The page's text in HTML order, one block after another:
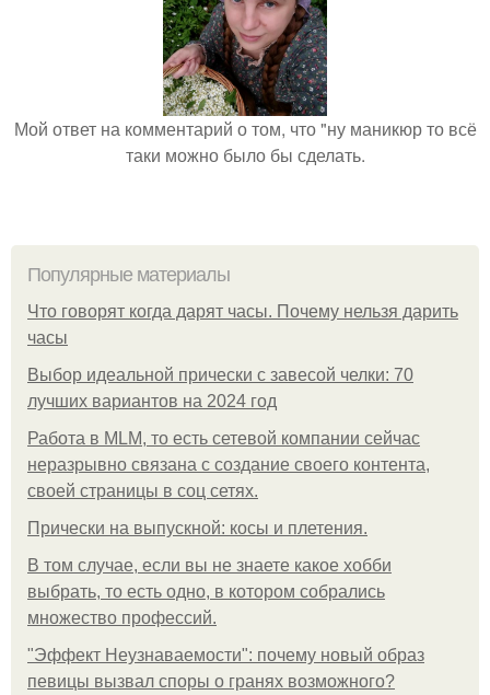
Мой ответ на комментарий о том, что "ну маникюр то всё
таки можно было бы сделать.
Популярные материалы
Что говорят когда дарят часы. Почему нельзя дарить
часы
Выбор идеальной прически с завесой челки: 70
лучших вариантов на 2024 год
Работа в MLM, то есть сетевой компании сейчас
неразрывно связана с создание своего контента,
своей страницы в соц сетях.
Прически на выпускной: косы и плетения.
В том случае, если вы не знаете какое хобби
выбрать, то есть одно, в котором собрались
множество профессий.
"Эффект Неузнаваемости": почему новый образ
певицы вызвал споры о гранях возможного?